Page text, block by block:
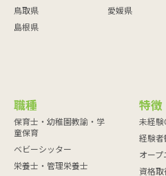
鳥取県
島根県
愛媛県
職種
保育士・幼稚園教諭・学
童保育
ベビーシッター
栄養士・管理栄養士
特徴
未経験
経験者
オープ
資格取